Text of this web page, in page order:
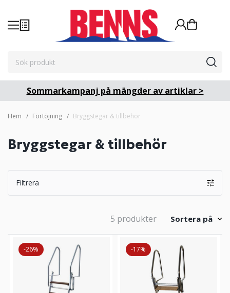
Sommarkampanj på mängder av artiklar >
Hem Förtöjning Bryggstegar & tillbehör
Bryggstegar & tillbehör
Filtrera
5 produkter Sortera på
-26% -17%